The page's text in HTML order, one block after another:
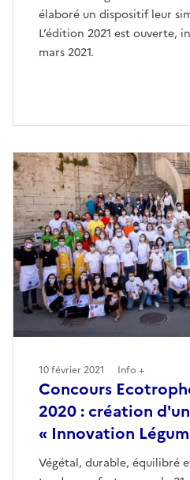
élaboré un dispositif leur
L’édition 2021 est ouverte,
mars 2021.
Concours
2020 : création
« Innovation
Végétal, durable, équilibré
10 février 2021 Info +